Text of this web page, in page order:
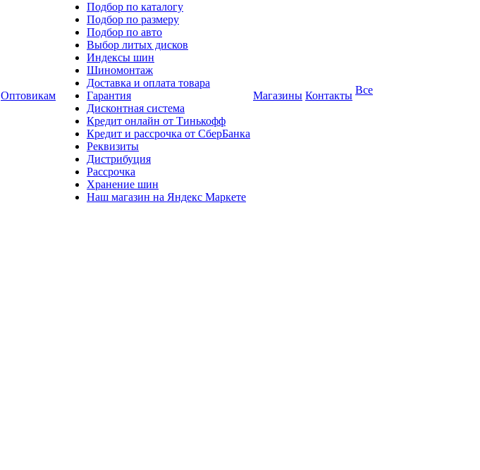
Оптовикам
Подбор по каталогу
Подбор по размеру
Подбор по авто
Выбор литых дисков
Индексы шин
Шиномонтаж
Доставка и оплата товара
Гарантия
Дисконтная система
Кредит онлайн от Тинькофф
Кредит и рассрочка от СберБанка
Реквизиты
Дистрибуция
Рассрочка
Хранение шин
Наш магазин на Яндекс Маркете
Магазины Контакты Все